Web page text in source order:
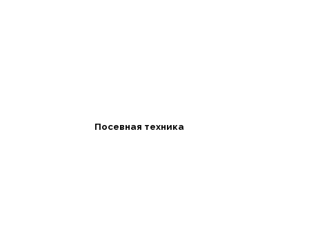
Посевная техника